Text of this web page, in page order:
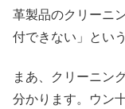
革製品のクリーニ
付できない」とい
まあ、クリーニン
分かります。ウン